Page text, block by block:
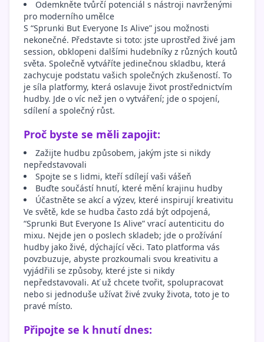
Odemkněte tvůrčí potenciál s nástroji navrženými
pro moderního umělce
S “Sprunki But Everyone Is Alive” jsou možnosti
nekonečné. Představte si toto: jste uprostřed živé jam
session, obklopeni dalšími hudebníky z různých koutů
světa. Společně vytváříte jedinečnou skladbu, která
zachycuje podstatu vašich společných zkušeností. To
je síla platformy, která oslavuje život prostřednictvím
hudby. Jde o víc než jen o vytváření; jde o spojení,
sdílení a společný růst.
Proč byste se měli zapojit:
Zažijte hudbu způsobem, jakým jste si nikdy
nepředstavovali
Spojte se s lidmi, kteří sdílejí vaši vášeň
Buďte součástí hnutí, které mění krajinu hudby
Účastněte se akcí a výzev, které inspirují kreativitu
Ve světě, kde se hudba často zdá být odpojená,
“Sprunki But Everyone Is Alive” vrací autenticitu do
mixu. Nejde jen o poslech skladeb; jde o prožívání
hudby jako živé, dýchající věci. Tato platforma vás
povzbuzuje, abyste prozkoumali svou kreativitu a
vyjádřili se způsoby, které jste si nikdy
nepředstavovali. Ať už chcete tvořit, spolupracovat
nebo si jednoduše užívat živé zvuky života, toto je to
pravé místo.
Připojte se k hnutí dnes: